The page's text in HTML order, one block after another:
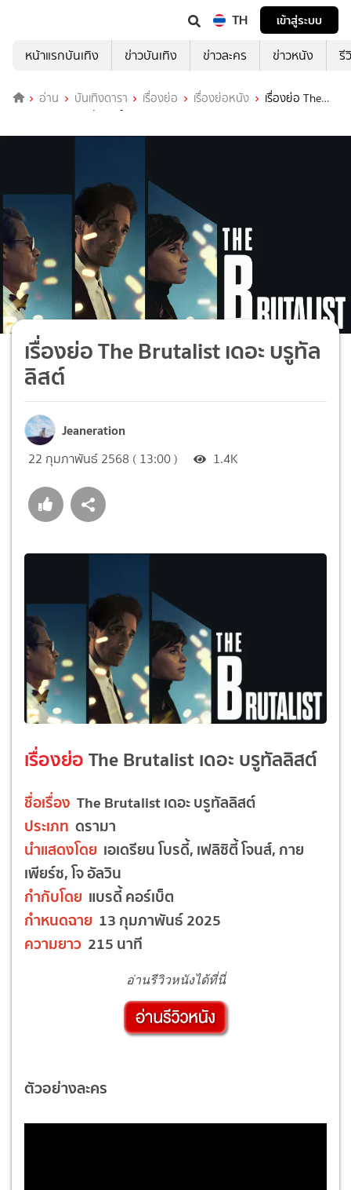
TH
เข้าสู่ระบบ
หน้าแรกบันเทิง
ข่าวบันเทิง ข่าวละคร ข่าวหนัง รี
อ่าน บันเทิงดารา เรื่องย่อ เรื่องย่อหนัง
เรื่องย่อ The
Brutalist เดอะ บรูทัลลิสต์
เรื่องย่อ The Brutalist เดอะ บรูทัล
ลิสต์
Jeaneration
22 กุมภาพันธ์ 2568 ( 13:00 ) 1.4K
เรื่องย่อThe Brutalist เดอะ บรูทัลลิสต์
ชื่อเรื่อง The Brutalist เดอะ บรูทัลลิสต์
ประเภท ดรามา
นำแสดงโดย เอเดรียน โบรดี้, เฟลิซิตี้ โจนส์, กาย
เพียร์ซ, โจ อัลวิน
กำกับโดย แบรดี้ คอร์เบ็ต
กำหนดฉาย 13 กุมภาพันธ์ 2025
ความยาว 215 นาที
อ่านรีวิวหนังได้ที่นี่
ตัวอย่างละคร